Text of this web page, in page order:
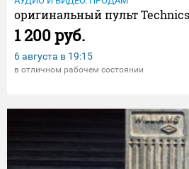
оригинальный пульт Technics
1 200 руб.
6 августа в 19:15
в отличном рабочем состоянии